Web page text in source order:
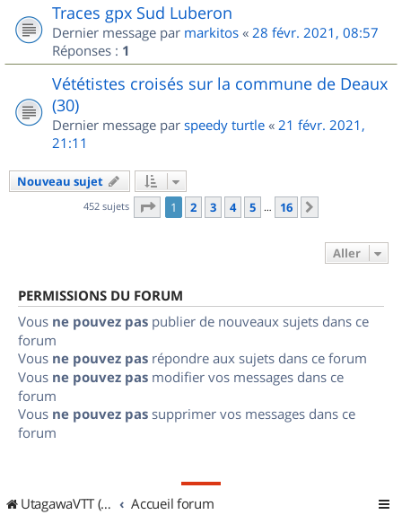
Traces gpx Sud Luberon
Dernier message par markitos « 28 févr. 2021, 08:57
Réponses : 1
Vététistes croisés sur la commune de Deaux
(30)
Dernier message par speedy turtle « 21 févr. 2021,
21:11
Nouveau sujet
452 sujets Page 1sur
1 2 3 4 5 … 16
Aller
PERMISSIONS DU FORUM
Vous ne pouvez pas publier de nouveaux sujets dans ce
forum
Vous ne pouvez pas répondre aux sujets dans ce forum
Vous ne pouvez pas modifier vos messages dans ce
forum
Vous ne pouvez pas supprimer vos messages dans ce
forum
UtagawaVTT (Randos VTT et VTTAE avec traces GPS) Accueil forum